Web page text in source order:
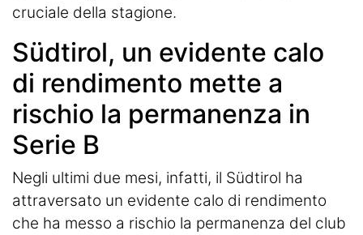
cruciale della stagione.
Südtirol, un evidente calo
di rendimento mette a
rischio la permanenza in
Serie B
Negli ultimi due mesi, infatti, il Südtirol ha
attraversato un evidente calo di rendimento
che ha messo a rischio la permanenza del club